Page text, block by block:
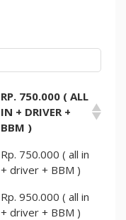
RP. 750.000 ( ALL
IN + DRIVER +
BBM )
Rp. 750.000 ( all in
+ driver + BBM )
Rp. 950.000 ( all in
+ driver + BBM )